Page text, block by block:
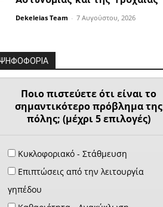
Dekeleias Team - 7 Αυγούστου, 2026
Ποιο πιστεύετε ότι είναι το
σημαντικότερο πρόβλημα της
πόλης; (μέχρι 5 επιλογές)
Κυκλοφοριακό - Στάθμευση
Επιπτώσεις από την λειτουργία
γηπέδου